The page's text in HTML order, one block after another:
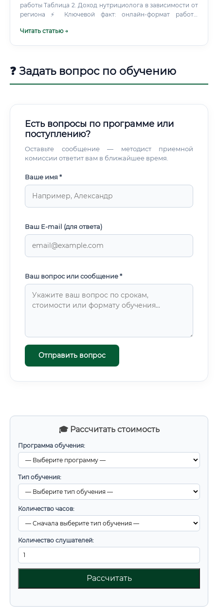
🎓 Рассчитать стоимость
Программа обучения:
Тип обучения:
Количество часов:
Количество слушателей:
Рассчитать
работы Таблица 2. Доход нутрициолога в зависимости от
региона ⚡ Ключевой факт: онлайн-формат работы
Читать статью →
❓ Задать вопрос по обучению
Есть вопросы по программе или
поступлению?
Оставьте сообщение — методист приемной
комиссии ответит вам в ближайшее время.
Ваше имя *
Ваш E-mail (для ответа)
Ваш вопрос или сообщение *
Отправить вопрос